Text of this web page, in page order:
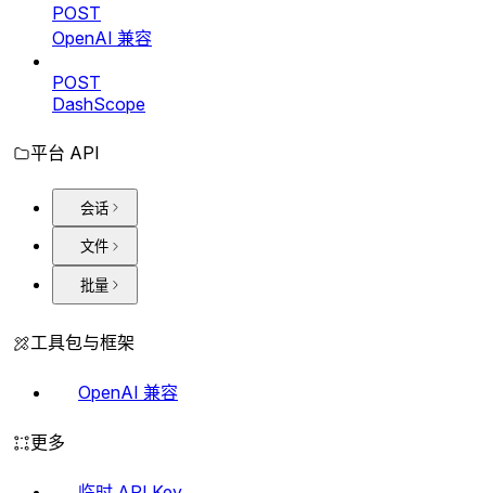
POST
OpenAI 兼容
POST
DashScope
平台 API
会话
文件
批量
工具包与框架
OpenAI 兼容
更多